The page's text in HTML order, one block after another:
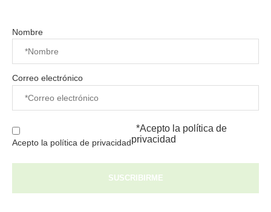
Nombre
Correo electrónico
Acepto la política de privacidad
*Acepto la política de
privacidad